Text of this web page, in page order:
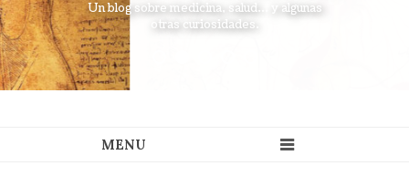
Un blog sobre medicina, salud... y algunas
otras curiosidades.